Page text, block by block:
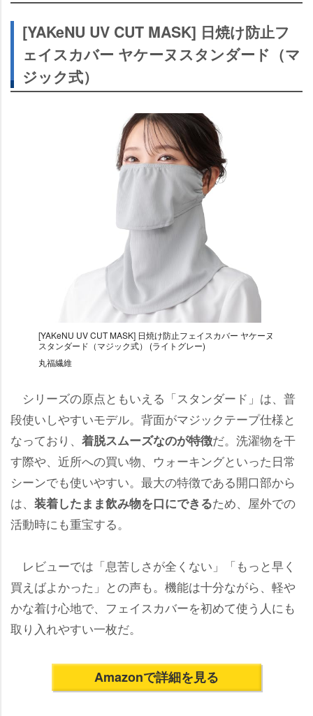
[YAKeNU UV CUT MASK] 日焼け防止フ
ェイスカバー ヤケーヌスタンダード（マ
ジック式）
[YAKeNU UV CUT MASK] 日焼け防止フェイスカバー ヤケーヌ
スタンダード（マジック式） (ライトグレー)
丸福繊維
シリーズの原点ともいえる「スタンダード」は、普
段使いしやすいモデル。背面がマジックテープ仕様と
なっており、 着脱スムーズなのが特徴だ。洗濯物を干
す際や、近所への買い物、ウォーキングといった日常
シーンでも使いやすい。最大の特徴である開口部から
は、 装着したまま飲み物を口にできるため、屋外での
活動時にも重宝する。
レビューでは「息苦しさが全くない」「もっと早く
買えばよかった」との声も。機能は十分ながら、軽
かな着け心地で、フェイスカバーを初めて使う人にも
取り入れやすい一枚だ。
Amazonで詳細を見る